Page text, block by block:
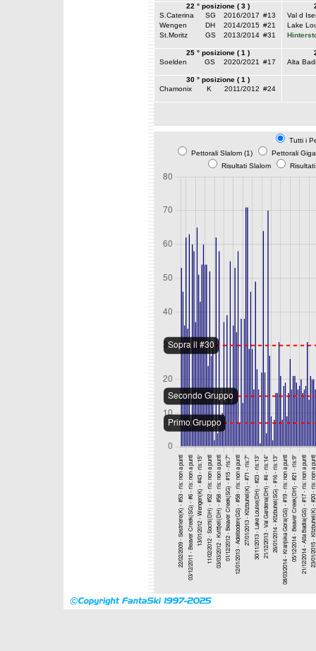
22 ° posizione ( 3 )
S.Caterina
SG 2016/2017 #13
Wengen
DH 2014/2015 #21
St.Moritz
GS 2013/2014 #31
Val d
Lake
25 ° posizione ( 1 )
Soelden
GS 2020/2021 #17
Alta
30 ° posizione ( 1 )
Chamonix
K 2011/2012 #24
Tutti i
Pettorali Slalom (1)
Pettorali
Risultati Slalom